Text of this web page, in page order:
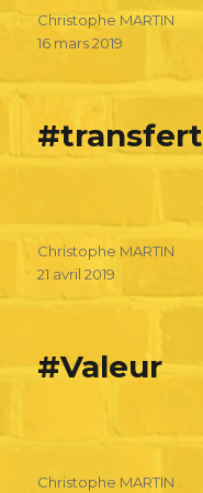
Christophe MARTIN
16 mars 2019
#transfert
Christophe MARTIN
21 avril 2019
#Valeur
Christophe MARTIN